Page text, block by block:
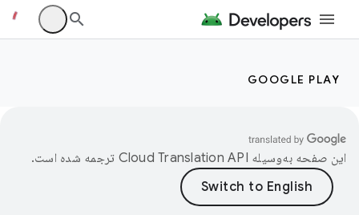
GOOGLE PLAY
این صفحه به‌وسیله ترجمه شده است.